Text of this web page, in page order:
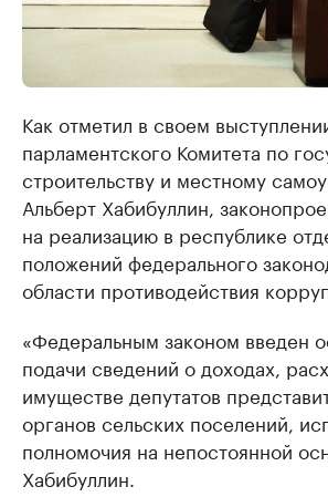
Как отметил в своем
парламентского Комитета по
строительству и местному
Альберт Хабибуллин,
на реализацию в республике
положений федерального
области противодействия
«Федеральным законом введен
подачи сведений о доходах,
имуществе депутатов
органов сельских поселений,
полномочия на непостоянной
Хабибуллин.